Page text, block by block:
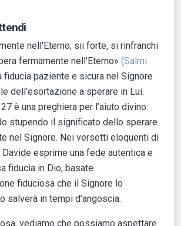
nell'Eterno; sii forte, si rinfranchi
fermamente nell'Eterno» (Salmi
fiducia paziente e sicura nel Signore
dell’esortazione a sperare in Lui.
è una preghiera per l’aiuto divino.
stupendo il significato dello sperare
nel Signore. Nei versetti eloquenti di
esprime una fede autentica e
fiducia in Dio, basate
fiduciosa che il Signore lo
salverà in tempi d’angoscia.
vediamo che possiamo aspettare